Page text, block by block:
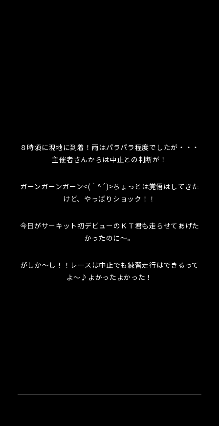
８時頃に現地に到着！雨はパラパラ程度でしたが・・・
主催者さんからは中止との判断が！
ガーンガーンガーン<(｀^´)>ちょっとは覚悟はしてきた
けど、やっぱりショック！！
今日がサーキット初デビューのＫＴ君も走らせてあげた
かったのに～。
がしか～し！！レースは中止でも練習走行はできるって
よ～♪よかったよかった！